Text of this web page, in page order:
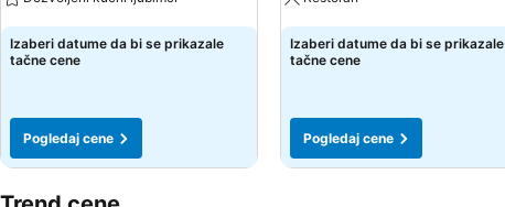
Pogledaj cene
Izaberi datume da bi se prikazale
tačne cene
Pogledaj cene
Pogledaj cene
Izaberi datume da bi se prikazale
tačne cene
Pogledaj cene